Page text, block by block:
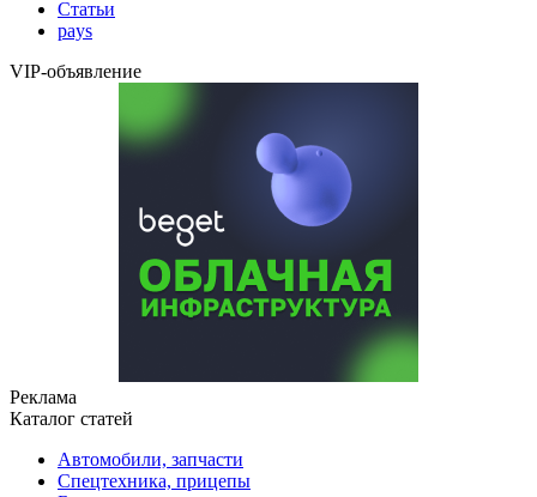
Статьи
pays
VIP-объявление
Реклама
Каталог статей
Автомобили, запчасти
Спецтехника, прицепы